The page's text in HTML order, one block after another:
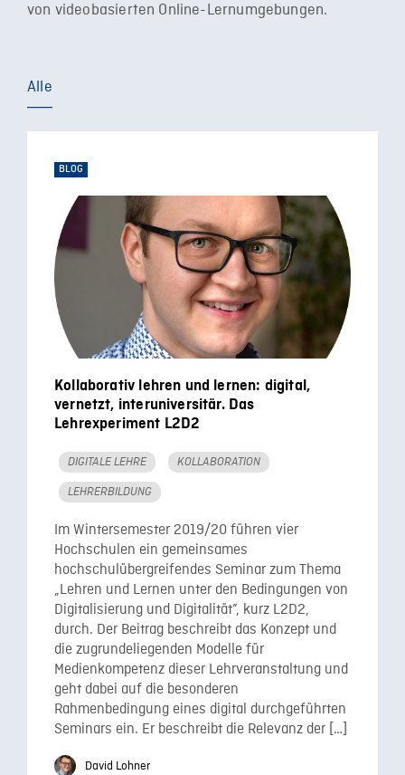
von videobasierten Online-Lernumgebungen.
Alle
BLOG
Kollaborativ lehren und lernen: digital,
vernetzt, interuniversitär. Das
Lehrexperiment L2D2
DIGITALE LEHRE KOLLABORATION
LEHRERBILDUNG
Im Wintersemester 2019/20 führen vier
Hochschulen ein gemeinsames
hochschulübergreifendes Seminar zum Thema
„Lehren und Lernen unter den Bedingungen von
Digitalisierung und Digitalität”, kurz L2D2,
durch. Der Beitrag beschreibt das Konzept und
die zugrundeliegenden Modelle für
Medienkompetenz dieser Lehrveranstaltung und
geht dabei auf die besonderen
Rahmenbedingung eines digital durchgeführten
Seminars ein. Er beschreibt die Relevanz der […]
David Lohner